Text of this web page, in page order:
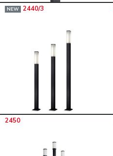
NEW 2440/3
2450